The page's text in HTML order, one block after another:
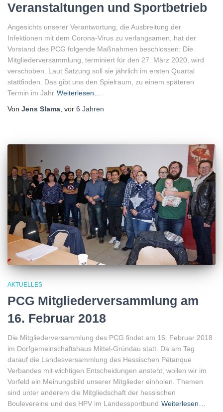
Veranstaltungen und Sportbetrieb
Angesichts unserer Verantwortung, die Ausbreitung der
Infektionen mit dem Corona-Virus zu verlangsamen, hat der
Vorstand des PCG folgende Maßnahmen beschlossen: Die
Mitgliederversammlung, terminiert für den 27. März 2020, wird
verschoben. Laut Satzung soll sie jährlich im ersten Quartal
stattfinden. Das gibt uns den Spielraum, zu einem späteren
Termin im Jahr Weiterlesen…
Von Jens Slama , vor 6 Jahren
AKTUELLES
PCG Mitgliederversammlung am
16. Februar 2018
Die Mitgliederversammlung des PCG findet am 16. Februar 2018
im Dorfgemeinschaftshaus Mittel-Gründau statt. Da am Tag
darauf die Landesversammlung des Hessischen Pétanque
Verbandes mit wichtigen Entscheidungen ansteht, wollen wir im
Vorfeld ein Meinungsbild unserer Mitglieder einholen. Themen
sind unter anderem die Mitgliedschaft der hessischen
Boulevereine und des HPV im Landessportbund Weiterlesen…